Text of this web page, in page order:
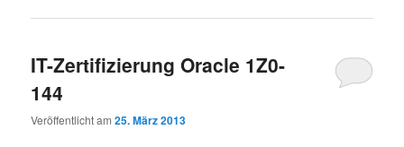
IT-Zertifizierung Oracle 1Z0-
144
Veröffentlicht am25. März 2013